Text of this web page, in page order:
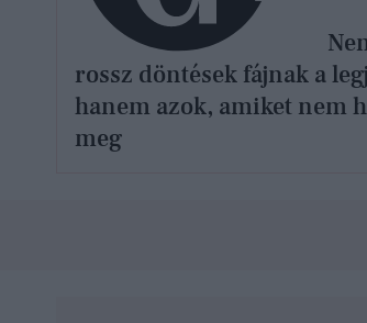
rossz döntések fájnak a
hanem azok, amiket nem
meg